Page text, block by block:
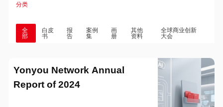
分类
全
部
白皮
书
报
告
案例
集
画
册
其他
资料
全球商业创新
大会
Yonyou Network Annual
Report of 2024